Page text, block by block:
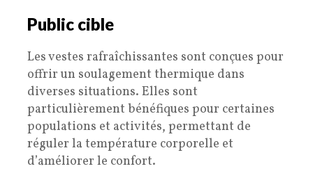
Public cible
Les vestes rafraîchissantes sont conçues pour
offrir un soulagement thermique dans
diverses situations. Elles sont
particulièrement bénéfiques pour certaines
populations et activités, permettant de
réguler la température corporelle et
d’améliorer le confort.